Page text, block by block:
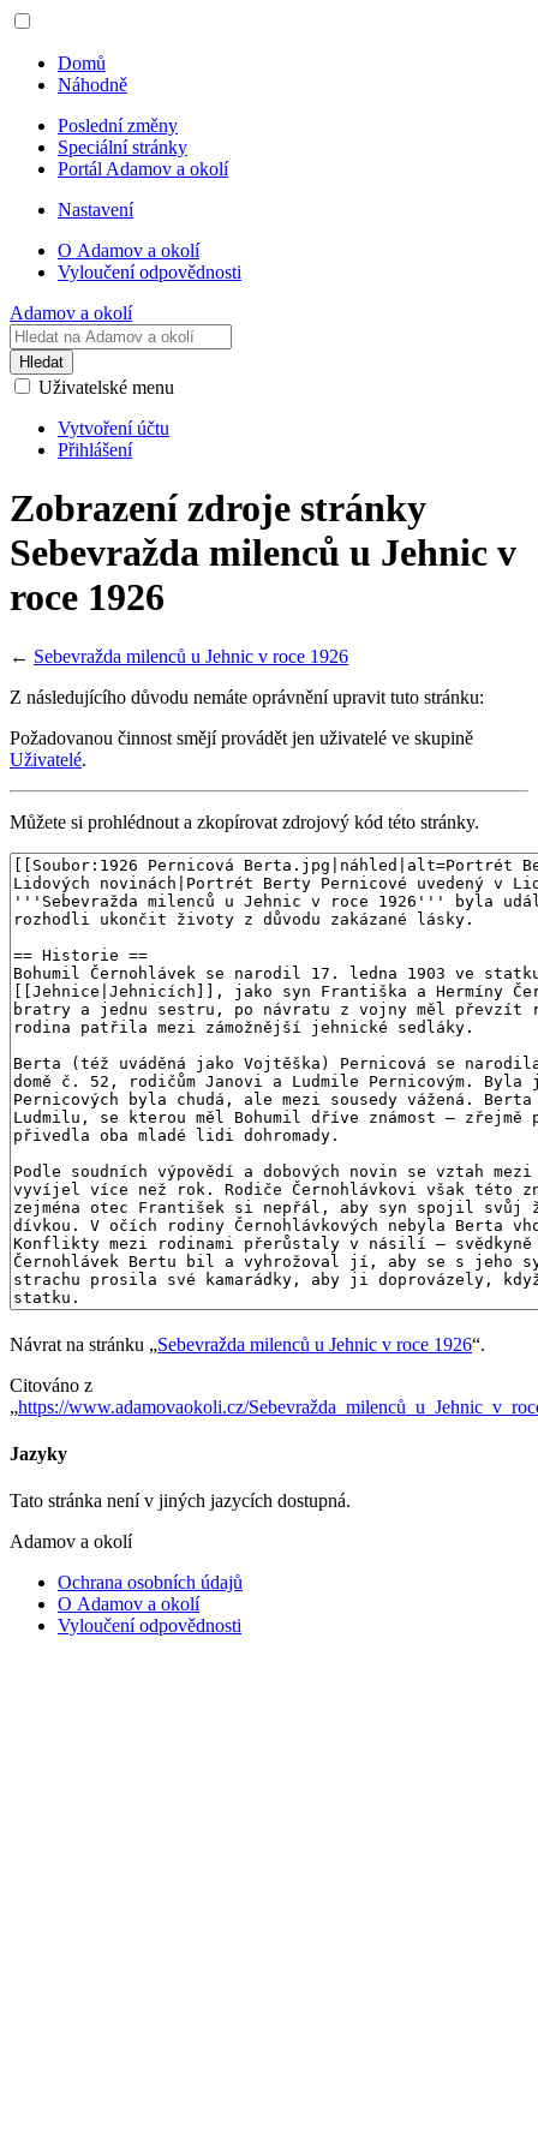
Domů
Náhodně
Poslední změny
Speciální stránky
Portál Adamov a okolí
Nastavení
O Adamov a okolí
Vyloučení odpovědnosti
Adamov a okolí
Hledat
Uživatelské menu
Vytvoření účtu
Přihlášení
Zobrazení zdroje stránky
Sebevražda milenců u Jehnic v
roce 1926
← Sebevražda milenců u Jehnic v roce 1926
Z následujícího důvodu nemáte oprávnění upravit tuto stránku:
Požadovanou činnost smějí provádět jen uživatelé ve skupině
Uživatelé.
Můžete si prohlédnout a zkopírovat zdrojový kód této stránky.
Návrat na stránku „Sebevražda milenců u Jehnic v roce 1926“.
Citováno z
„https://www.adamovaokoli.cz/
Jazyky
Tato stránka není v jiných jazycích dostupná.
Adamov a okolí
Ochrana osobních údajů
O Adamov a okolí
Vyloučení odpovědnosti